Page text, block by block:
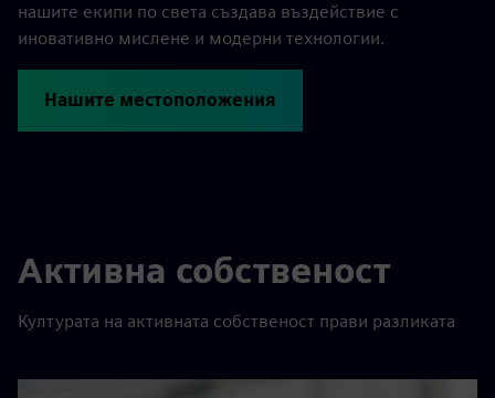
нашите екипи по света създава въздействие с
иновативно мислене и модерни технологии.
Нашите местоположения
Активна собственост
Културата на активната собственост прави разликата